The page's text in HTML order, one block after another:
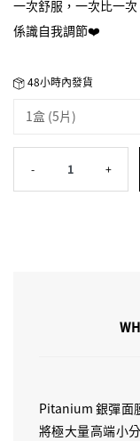
一次舒服，一次比一
係識自我調節❤️
48小時內發貨
1盒 (5片)
- 1 +
Pitanium 銀彈面
將極大量高端小